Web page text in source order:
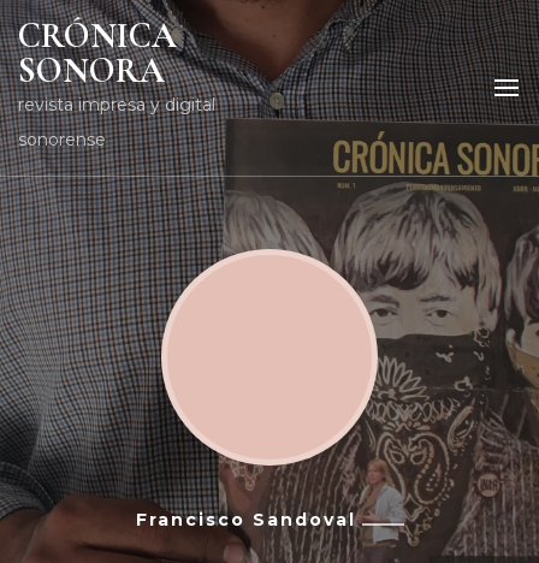
CRÓNICA
SONORA
revista impresa y digital
sonorense
Francisco Sandoval